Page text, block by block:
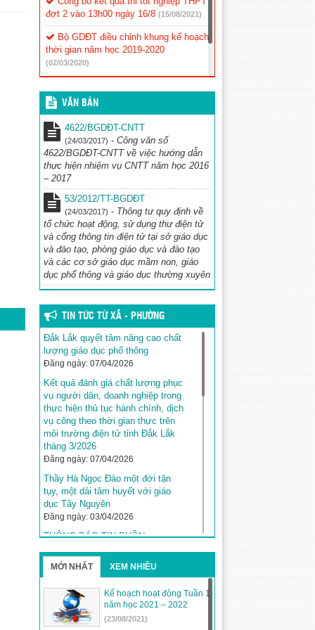
đợt 2 vào 13h00 ngày 16/8 (15/08/2021)
Bộ GDĐT điều chỉnh khung kế hoạch
thời gian năm học 2019-2020
(02/03/2020)
định sách giáo khoa lớp 1
VĂN BẢN
4622/BGDĐT-CNTT
(24/03/2017) - Công văn số
4622/BGDĐT-CNTT về việc hướng dẫn
thực hiện nhiệm vụ CNTT năm học 2016
– 2017
53/2012/TT-BGDĐT
(24/03/2017) - Thông tư quy định về
tổ chức hoạt động, sử dụng thư điện tử
và cổng thông tin điện tử tại sở giáo dục
và đào tạo, phòng giáo dục và đào tạo
và các cơ sở giáo dục mầm non, giáo
dục phổ thông và giáo dục thường xuyên
TIN TỨC TỪ XÃ - PHƯỜNG
Đắk Lắk quyết tâm nâng cao chất
lượng giáo dục phổ thông
Đăng ngày: 07/04/2026
Kết quả đánh giá chất lượng phục
vụ người dân, doanh nghiệp trong
thực hiện thủ tục hành chính, dịch
vụ công theo thời gian thực trên
môi trường điện tử tỉnh Đắk Lắk
tháng 3/2026
Đăng ngày: 07/04/2026
Thầy Hà Ngọc Đào một đời tận
tụy, một dải tâm huyết với giáo
dục Tây Nguyên
Đăng ngày: 03/04/2026
THÔNG BÁO TIN BUỒN
Kế hoạch tuyển sinh năm học
2026–2027 trên địa bàn tỉnh Đắk
Đăng ngày: 31/03/2026
Đắk Lắk khẳng định vị thế với 5
MỚI NHẤT XEM NHIỀU
Kế hoạch hoạt động Tuần 1
năm học 2021 – 2022
(23/08/2021)